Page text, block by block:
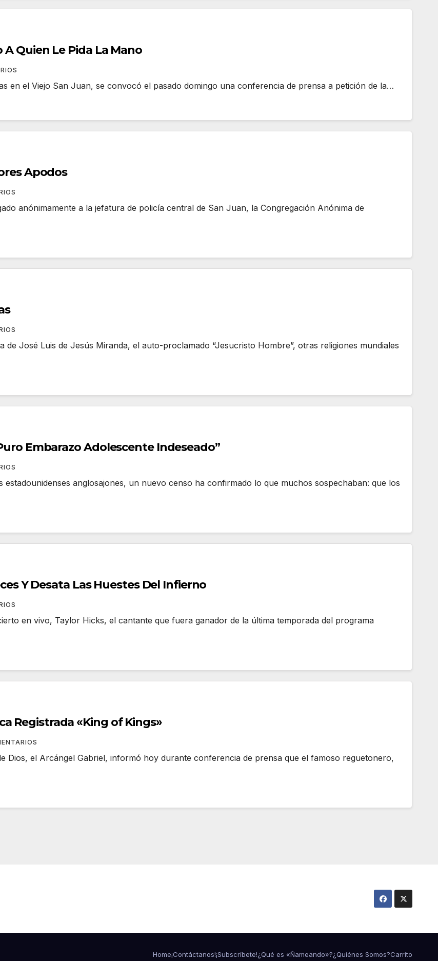
A Quien Le Pida La Mano
en el Viejo San Juan, se convocó el pasado domingo una conferencia de prensa a petición de la…
Apodos
anónimamente a la jefatura de policía central de San Juan, la Congregación Anónima de
de José Luis de Jesús Miranda, el auto-proclamado “Jesucristo Hombre”, otras religiones mundiales
Embarazo Adolescente Indeseado”
anglosajones, un nuevo censo ha confirmado lo que muchos sospechaban: que los
Y Desata Las Huestes Del Infierno
en vivo, Taylor Hicks, el cantante que fuera ganador de la última temporada del programa
Registrada «King of Kings»
Dios, el Arcángel Gabriel, informó hoy durante conferencia de prensa que el famoso reguetonero,
Home¡Contáctanos!¡Subscríbete!¿Qué es «Ñameando»?¿Quiénes Somos?Carrito